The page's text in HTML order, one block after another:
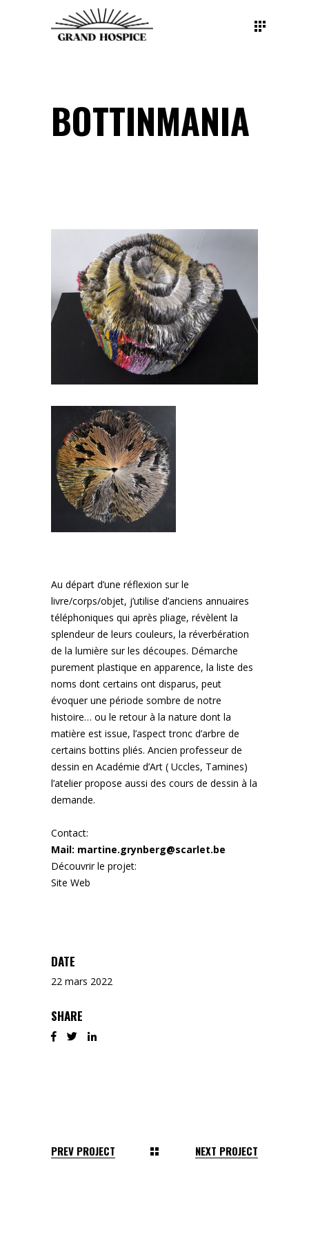
BOTTINMANIA
Au départ d’une réflexion sur le
livre/corps/objet, j’utilise d’anciens annuaires
téléphoniques qui après pliage, révèlent la
splendeur de leurs couleurs, la réverbération
de la lumière sur les découpes. Démarche
purement plastique en apparence, la liste des
noms dont certains ont disparus, peut
évoquer une période sombre de notre
histoire… ou le retour à la nature dont la
matière est issue, l’aspect tronc d’arbre de
certains bottins pliés. Ancien professeur de
dessin en Académie d’Art ( Uccles, Tamines)
l’atelier propose aussi des cours de dessin à la
demande.
Contact:
Mail: martine.grynberg@scarlet.be
Découvrir le projet:
Site Web
DATE
22 mars 2022
SHARE
PREV PROJECT NEXT PROJECT